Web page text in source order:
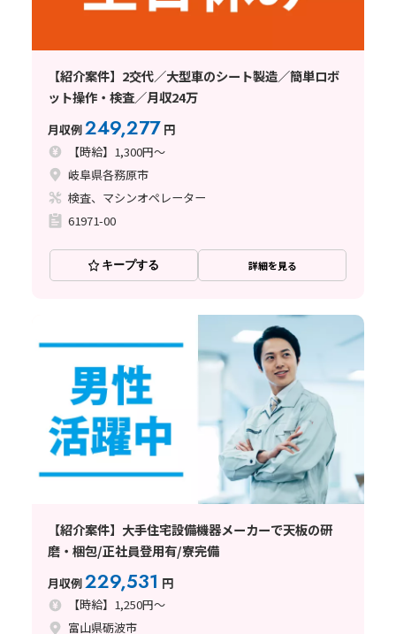
【紹介案件】2交代／大型車のシート製造／簡単ロボ
ット操作・検査／月収24万
月収例249,277 円
【時給】1,300円～
岐阜県各務原市
検査、マシンオペレーター
61971-00
キープする 詳細を見る
【紹介案件】大手住宅設備機器メーカーで天板の研
磨・梱包/正社員登用有/寮完備
月収例229,531 円
【時給】1,250円～
富山県砺波市